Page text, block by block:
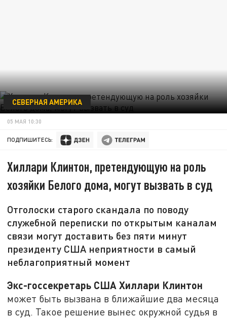
СЕВЕРНАЯ АМЕРИКА
05 МАЯ 10:30
ПОДПИШИТЕСЬ:
Хиллари Клинтон, претендующую на роль
хозяйки Белого дома, могут вызвать в суд
Отголоски старого скандала по поводу
служебной переписки по открытым каналам
связи могут доставить без пяти минут
президенту США неприятности в самый
неблагоприятный момент
Экс-госсекретарь США Хиллари Клинтон
может быть вызвана в ближайшие два месяца
в суд. Такое решение вынес окружной судья в